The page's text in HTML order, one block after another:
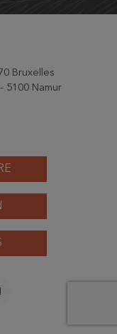
Bruxelles
5100 Namur